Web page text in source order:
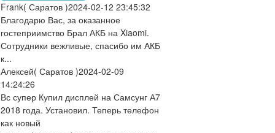
Frank( Саратов )2024-02-12 23:45:32
Благодарю Вас, за оказанное
гостеприимство Брал АКБ на Xiaomi.
Сотрудники вежливые, спасибо им АКБ
к...
Алексей( Саратов )2024-02-09
14:24:26
Вс супер Купил дисплей на Самсунг А7
2018 года. Установил. Теперь телефон
как новый